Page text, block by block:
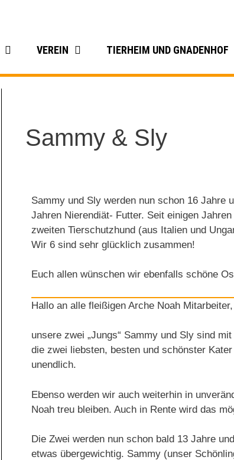
VEREIN TIERHEIM UND GNADENHOF
Sammy & Sly
Sammy und Sly werden nun schon 16 Jahre
Jahren Nierendiät- Futter. Seit einigen
zweiten Tierschutzhund (aus Italien und
Wir 6 sind sehr glücklich zusammen!
Euch allen wünschen wir ebenfalls schöne
Hallo an alle fleißigen Arche Noah Mitarbeiter,
unsere zwei „Jungs“ Sammy und Sly sind
die zwei liebsten, besten und schönster
unendlich.
Ebenso werden wir auch weiterhin in
Noah treu bleiben. Auch in Rente wird das
Die Zwei werden nun schon bald 13 Jahre
etwas übergewichtig. Sammy (unser